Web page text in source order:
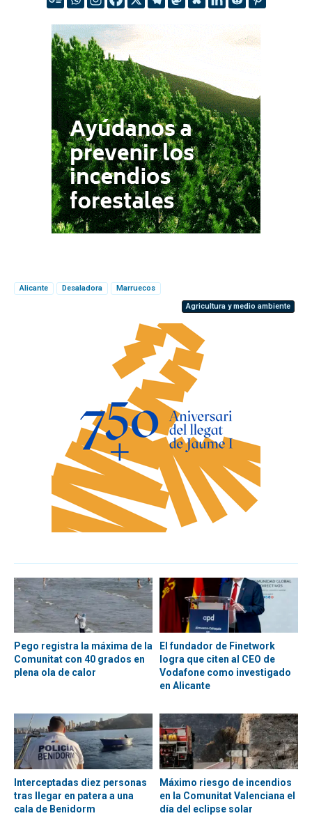
Alicante Desaladora
Marruecos
Agricultura y medio ambiente
Pego registra la máxima de la
Comunitat con 40 grados en
plena ola de calor
El fundador de Finetwork
logra que citen al CEO de
Vodafone como investigado
en Alicante
Interceptadas diez personas
tras llegar en patera a una
cala de Benidorm
Máximo riesgo de incendios
en la Comunitat Valenciana el
día del eclipse solar